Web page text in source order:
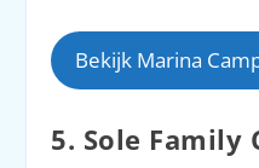
Bekijk Marina
5. Sole Family